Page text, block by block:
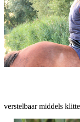
Pet met
verstelbaar middels